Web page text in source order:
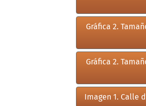
Gráfica 2.
Gráfica 2.
Imagen 1. Calle